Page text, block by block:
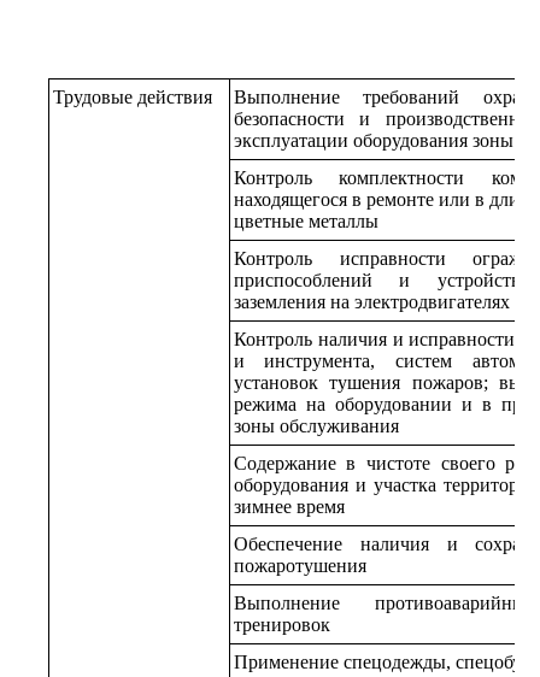
Трудовые действия
Выполнение требований
безопасности и
эксплуатации оборудования зоны
Контроль комплектности
находящегося в ремонте или в
цветные металлы
Контроль исправности
приспособлений и устройств,
заземления на электродвигателях
Контроль наличия и исправности
и инструмента, систем
установок тушения пожаров;
режима на оборудовании и в
зоны обслуживания
Содержание в чистоте своего
оборудования и участка
зимнее время
Обеспечение наличия и
пожаротушения
Выполнение
тренировок
Применение спецодежды,